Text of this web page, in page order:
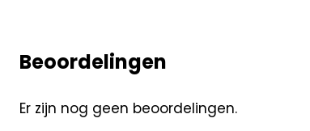
Beoordelingen
Er zijn nog geen beoordelingen.